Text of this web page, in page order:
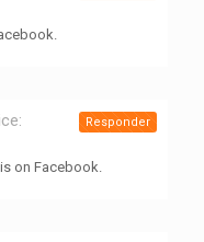
on Facebook.
Responder